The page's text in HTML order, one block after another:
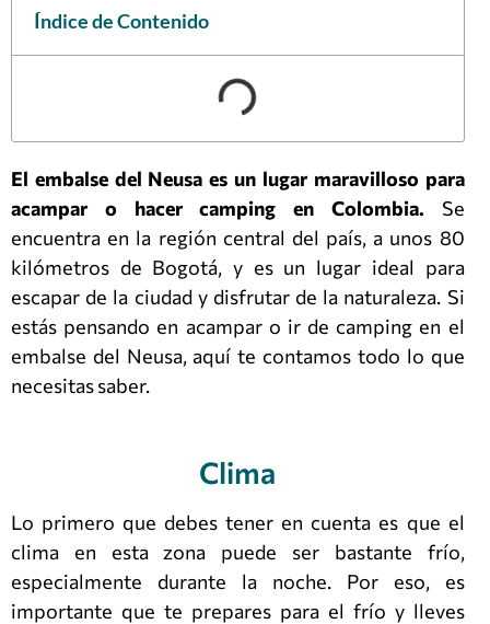
Índice de Contenido
El embalse del Neusa es un lugar maravilloso para
acampar o hacer camping en Colombia. Se
encuentra en la región central del país, a unos 80
kilómetros de Bogotá, y es un lugar ideal para
escapar de la ciudad y disfrutar de la naturaleza. Si
estás pensando en acampar o ir de camping en el
embalse del Neusa, aquí te contamos todo lo que
necesitas saber.
Clima
Lo primero que debes tener en cuenta es que el
clima en esta zona puede ser bastante frío,
especialmente durante la noche. Por eso, es
importante que te prepares para el frío y lleves